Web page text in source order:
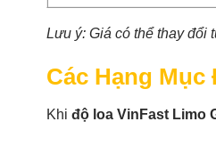
Lưu ý: Giá có thể thay đổi
Các Hạng
Khi độ loa VinFast Limo